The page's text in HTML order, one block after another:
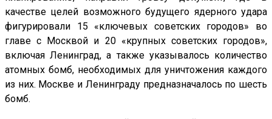
качестве целей возможного будущего ядерного удара
фигурировали 15 «ключевых советских городов» во
главе с Москвой и 20 «крупных советских городов»,
включая Ленинград, а также указывалось количество
атомных бомб, необходимых для уничтожения каждого
из них. Москве и Ленинграду предназначалось по шесть
бомб.